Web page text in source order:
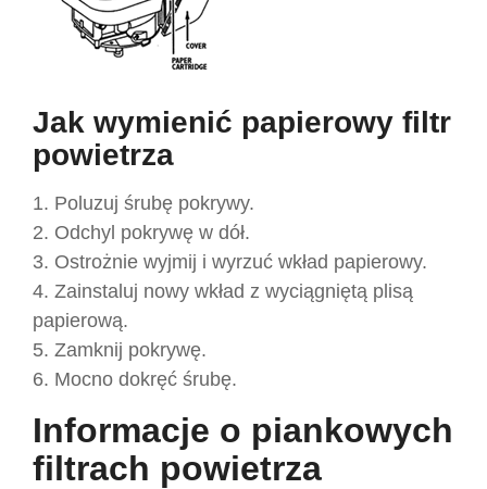
Jak wymienić papierowy filtr
powietrza
1. Poluzuj śrubę pokrywy.
2. Odchyl pokrywę w dół.
3. Ostrożnie wyjmij i wyrzuć wkład papierowy.
4. Zainstaluj nowy wkład z wyciągniętą plisą
papierową.
5. Zamknij pokrywę.
6. Mocno dokręć śrubę.
Informacje o piankowych
filtrach powietrza